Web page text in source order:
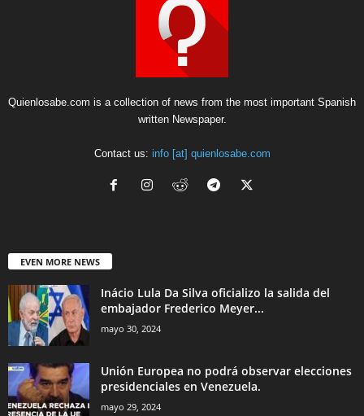
Quienlosabe.com is a collection of news from the most important Spanish
written Newspaper.
Contact us: info [at] quienlosabe.com
EVEN MORE NEWS
Inácio Lula Da Silva oficializo la salida del
embajador Frederico Meyer...
mayo 30, 2024
Unión Europea no podrá observar elecciones
presidenciales en Venezuela.
mayo 29, 2024